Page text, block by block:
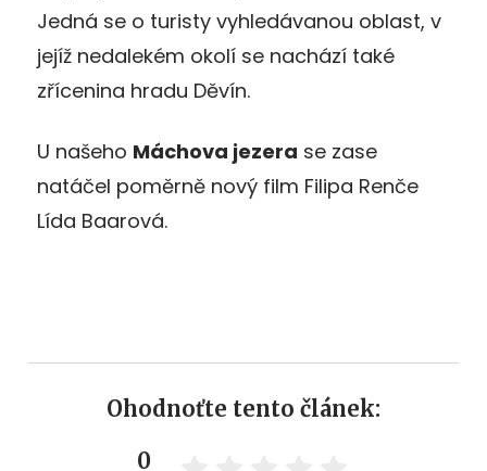
Jedná se o turisty vyhledávanou oblast, v
jejíž nedalekém okolí se nachází také
zřícenina hradu Děvín.
U našeho Máchova jezera se zase
natáčel poměrně nový film Filipa Renče
Lída Baarová.
Ohodnoťte tento článek:
0